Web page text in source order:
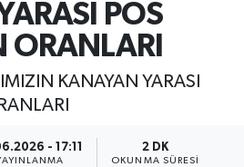
POS
ORANLARI
KANAYAN YARASI
- 17:11 2 DK
OKUNMA SÜRESI